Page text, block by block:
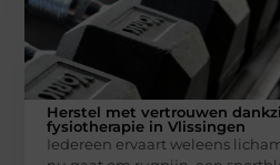
Herstel met vertrouwen
fysiotherapie in Vlissingen
Iedereen ervaart weleens